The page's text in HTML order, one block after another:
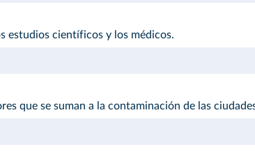
estudios científicos y los médicos.
que se suman a la contaminación de las